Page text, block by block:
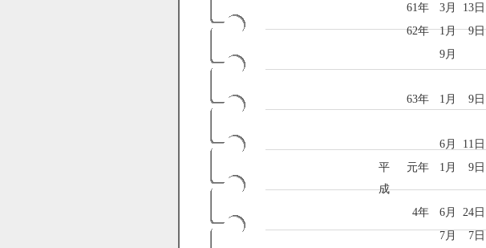
61年
3月 13日
62年
1月 9日
9月
63年
1月 9日
6月
11日
平
成
元年 1月
9日
4年 6月 24日
7月
7日